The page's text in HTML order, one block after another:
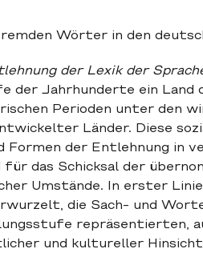
Wörter in den
der Lexik der
der Jahrhunderte ein
Perioden unter den
Länder. Diese
Formen der Entlehnung in
das Schicksal der
Umstände. In erster
die Sach- und
repräsentierten,
und kultureller Hinsicht